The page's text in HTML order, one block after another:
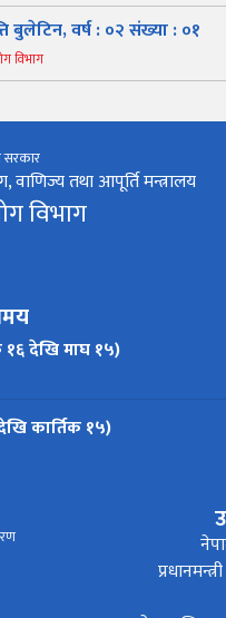
बुलेटिन, वर्ष : ०२ संख्या : ०१
विभाग
सरकार
वाणिज्य तथा आपूर्ति मन्त्रालय
विभाग
१६ देखि माघ १५)
कार्तिक १५)